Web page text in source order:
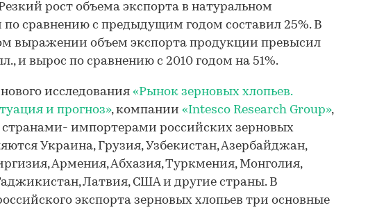
рост объема экспорта в натуральном
сравнению с предыдущим годом составил 25%. В
выражении объем экспорта продукции превысил
и вырос по сравнению с 2010 годом на 51%.
исследования «Рынок зерновых хлопьев.
и прогноз», компании «Intesco Research Group»,
импортерами российских зерновых
Украина, Грузия, Узбекистан, Азербайджан,
Армения, Абхазия, Туркмения, Монголия,
Латвия, США и другие страны. В
экспорта зерновых хлопьев три основные